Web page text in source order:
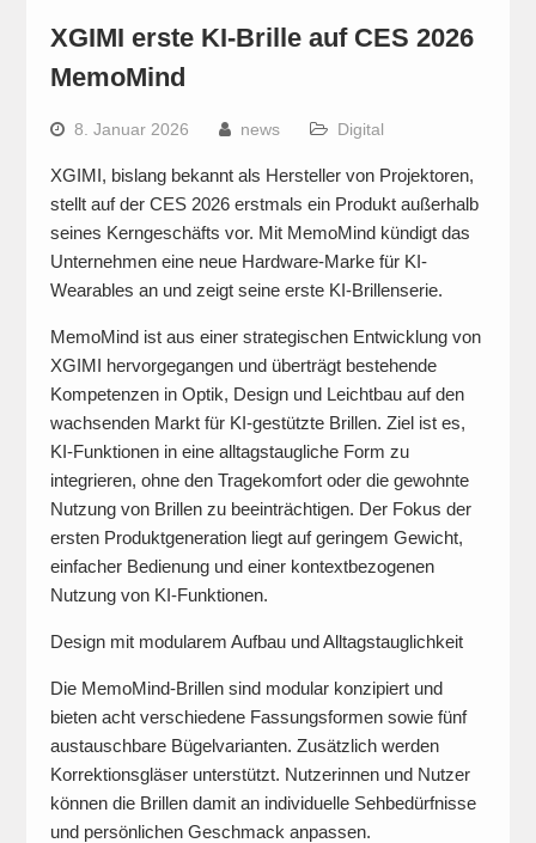
XGIMI erste KI-Brille auf CES 2026
MemoMind
8. Januar 2026 news Digital
XGIMI, bislang bekannt als Hersteller von Projektoren,
stellt auf der CES 2026 erstmals ein Produkt außerhalb
seines Kerngeschäfts vor. Mit MemoMind kündigt das
Unternehmen eine neue Hardware-Marke für KI-
Wearables an und zeigt seine erste KI-Brillenserie.
MemoMind ist aus einer strategischen Entwicklung von
XGIMI hervorgegangen und überträgt bestehende
Kompetenzen in Optik, Design und Leichtbau auf den
wachsenden Markt für KI-gestützte Brillen. Ziel ist es,
KI-Funktionen in eine alltagstaugliche Form zu
integrieren, ohne den Tragekomfort oder die gewohnte
Nutzung von Brillen zu beeinträchtigen. Der Fokus der
ersten Produktgeneration liegt auf geringem Gewicht,
einfacher Bedienung und einer kontextbezogenen
Nutzung von KI-Funktionen.
Design mit modularem Aufbau und Alltagstauglichkeit
Die MemoMind-Brillen sind modular konzipiert und
bieten acht verschiedene Fassungsformen sowie fünf
austauschbare Bügelvarianten. Zusätzlich werden
Korrektionsgläser unterstützt. Nutzerinnen und Nutzer
können die Brillen damit an individuelle Sehbedürfnisse
und persönlichen Geschmack anpassen.